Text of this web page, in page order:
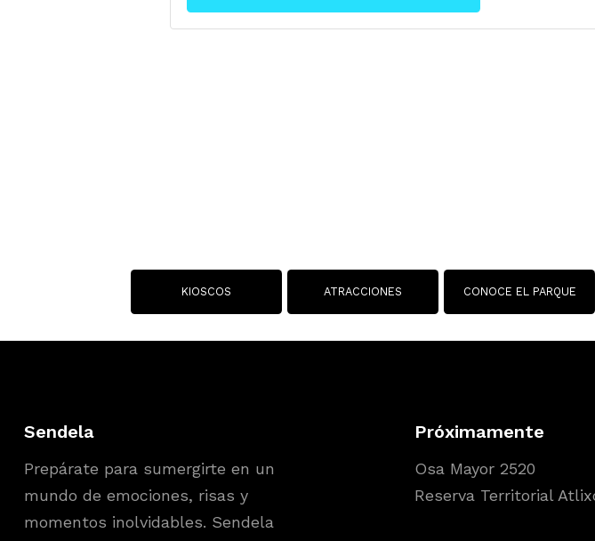
KIOSCOS ATRACCIONES CONOCE EL PARQUE
Sendela
Prepárate para sumergirte en un
mundo de emociones, risas y
momentos inolvidables. Sendela
Próximamente
Osa Mayor 2520
Reserva Territorial